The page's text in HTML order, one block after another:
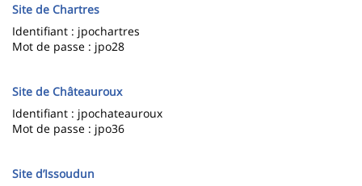
Site de Chartres
Identifiant : jpochartres
Mot de passe : jpo28
Site de Châteauroux
Identifiant : jpochateauroux
Mot de passe : jpo36
Site d’Issoudun